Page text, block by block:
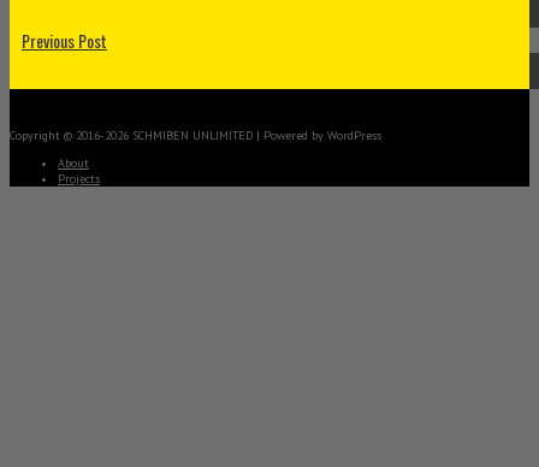
Previous Post
Copyright © 2016-2026 SCHMIBEN UNLIMITED | Powered by WordPress
About
Projects